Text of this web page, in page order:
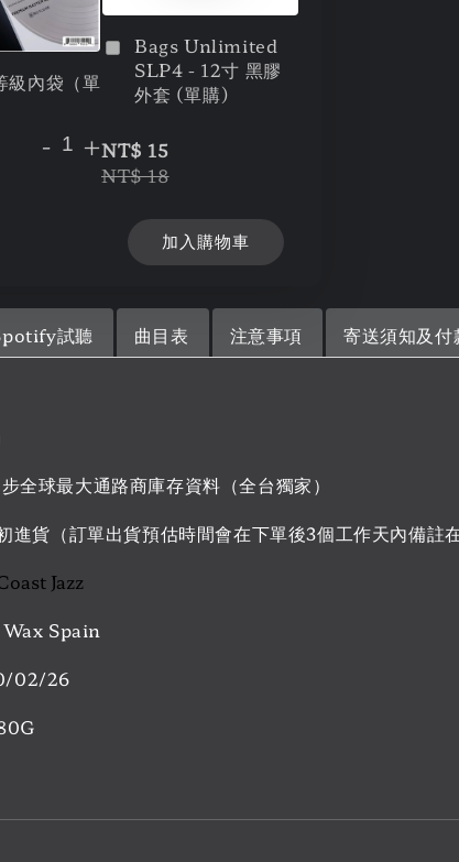
級內袋（單
- +
Bags Unlimited
SLP4 - 12寸 黑膠
外套 (單購)
NT$ 15
NT$ 18
加入購物車
試聽 曲目表 注意事項 寄送須知及付
全球最大通路商庫存資料（全台獨家）
進貨（訂單出貨預估時間會在下單後3個工作天內備註在
Jazz
Spain
02/26